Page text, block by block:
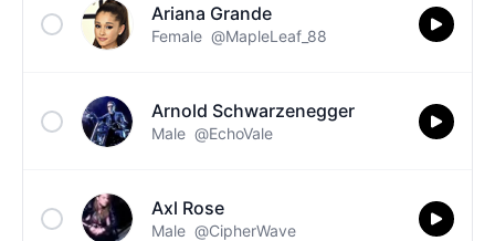
Ariana Grande
Female @MapleLeaf_88
Arnold Schwarzenegger
Male @EchoVale
Axl Rose
Male @CipherWave